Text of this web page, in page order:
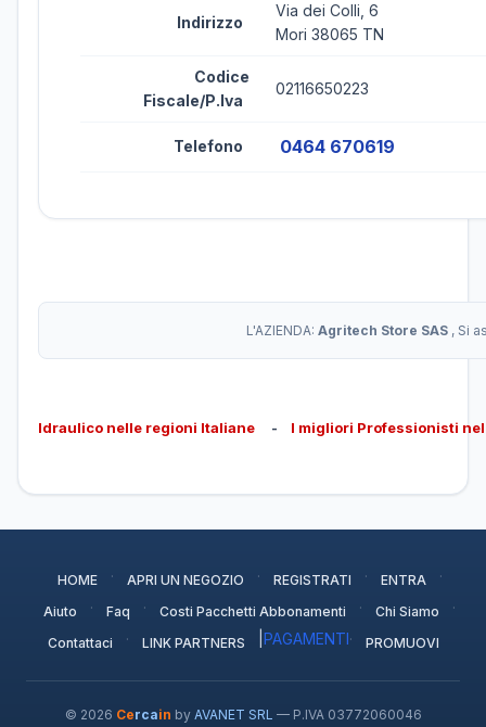
Indirizzo
Via dei Colli, 6
Mori 38065 TN
Codice
Fiscale/P.Iva
02116650223
Telefono 0464 670619
L'AZIENDA: Agritech Store SAS , Si
Idraulico nelle regioni Italiane - I migliori Professionisti
HOME · APRI UN NEGOZIO · REGISTRATI · ENTRA ·
Aiuto · Faq · Costi Pacchetti Abbonamenti · Chi Siamo ·
Contattaci · LINK PARTNERS PAGAMENTI· PROMUOVI
© 2026 Cercain by AVANET SRL — P.IVA 03772060046